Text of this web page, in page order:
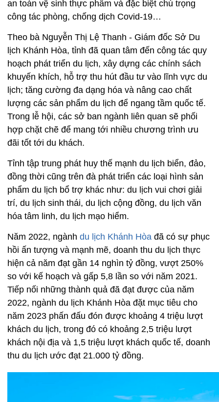
an toàn vệ sinh thực phẩm và đặc biệt chú trọng
công tác phòng, chống dịch Covid-19…
Theo bà Nguyễn Thị Lệ Thanh - Giám đốc Sở Du
lịch Khánh Hòa, tỉnh đã quan tâm đến công tác quy
hoạch phát triển du lịch, xây dựng các chính sách
khuyến khích, hỗ trợ thu hút đầu tư vào lĩnh vực du
lịch; tăng cường đa dạng hóa và nâng cao chất
lượng các sản phẩm du lịch để ngang tầm quốc tế.
Trong lễ hội, các sở ban ngành liên quan sẽ phối
hợp chặt chẽ để mang tới nhiều chương trình ưu
đãi tốt tới du khách.
Tỉnh tập trung phát huy thế mạnh du lịch biển, đảo,
đồng thời cũng trên đà phát triển các loại hình sản
phẩm du lịch bổ trợ khác như: du lịch vui chơi giải
trí, du lịch sinh thái, du lịch cộng đồng, du lịch văn
hóa tâm linh, du lịch mạo hiểm.
Năm 2022, ngành du lịch Khánh Hòa đã có sự phục
hồi ấn tượng và mạnh mẽ, doanh thu du lịch thực
hiện cả năm đạt gần 14 nghìn tỷ đồng, vượt 250%
so với kế hoạch và gấp 5,8 lần so với năm 2021.
Tiếp nối những thành quả đã đạt được của năm
2022, ngành du lịch Khánh Hòa đặt mục tiêu cho
năm 2023 phấn đấu đón được khoảng 4 triệu lượt
khách du lịch, trong đó có khoảng 2,5 triệu lượt
khách nội địa và 1,5 triệu lượt khách quốc tế, doanh
thu du lịch ước đạt 21.000 tỷ đồng.